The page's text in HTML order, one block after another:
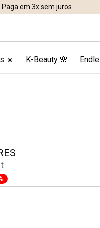
Paga em 3x sem juros
☀️ K-Beauty 🌸